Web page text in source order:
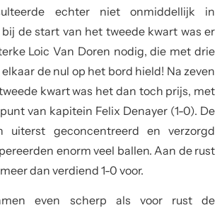
echter niet onmiddellijk in
de start van het tweede kwart was er
Loic Van Doren nodig, die met drie
de nul op het bord hield! Na zeven
kwart was het dan toch prijs, met
van kapitein Felix Denayer (1-0). De
uiterst geconcentreerd en verzorgd
enorm veel ballen. Aan de rust
dan verdiend 1-0 voor.
even scherp als voor rust de